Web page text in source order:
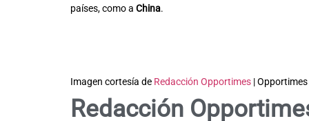
países, como a China.
Imagen cortesía de Redacción Opportimes | Opportimes
Redacción